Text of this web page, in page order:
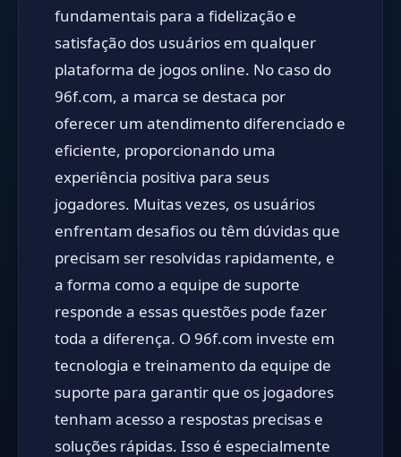
fundamentais para a fidelização e
satisfação dos usuários em qualquer
plataforma de jogos online. No caso do
96f.com, a marca se destaca por
oferecer um atendimento diferenciado e
eficiente, proporcionando uma
experiência positiva para seus
jogadores. Muitas vezes, os usuários
enfrentam desafios ou têm dúvidas que
precisam ser resolvidas rapidamente, e
a forma como a equipe de suporte
responde a essas questões pode fazer
toda a diferença. O 96f.com investe em
tecnologia e treinamento da equipe de
suporte para garantir que os jogadores
tenham acesso a respostas precisas e
soluções rápidas. Isso é especialmente